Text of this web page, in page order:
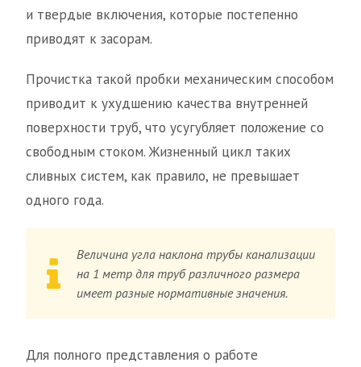
и твердые включения, которые постепенно
приводят к засорам.
Прочистка такой пробки механическим способом
приводит к ухудшению качества внутренней
поверхности труб, что усугубляет положение со
свободным стоком. Жизненный цикл таких
сливных систем, как правило, не превышает
одного года.
Величина угла наклона трубы канализации
на 1 метр для труб различного размера
имеет разные нормативные значения.
Для полного представления о работе